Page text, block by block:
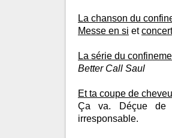
La chanson du
Messe en si et
La série du
Better Call Saul
Et ta coupe de
Ça va. Déçue de
irresponsable.